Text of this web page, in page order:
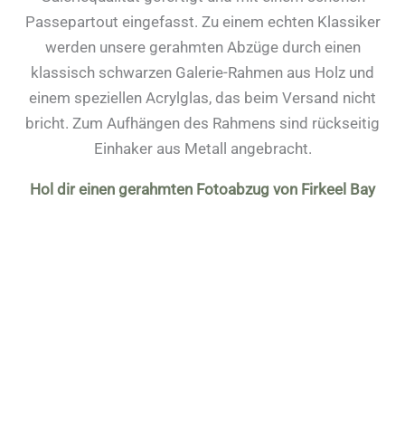
Passepartout eingefasst. Zu einem echten Klassiker
werden unsere gerahmten Abzüge durch einen
klassisch schwarzen Galerie-Rahmen aus Holz und
einem speziellen Acrylglas, das beim Versand nicht
bricht. Zum Aufhängen des Rahmens sind rückseitig
Einhaker aus Metall angebracht.
Hol dir einen gerahmten Fotoabzug von Firkeel Bay